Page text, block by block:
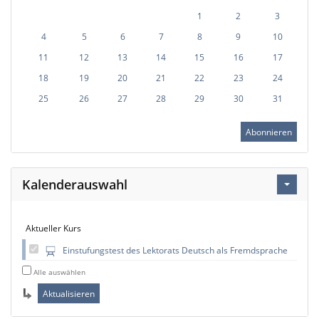
1
2
3
4
5 6 7 8 9
10
11
12 13 14 15 16
17
18
19 20 21 22 23
24
25
26 27 28 29 30 31
Abonnieren
Kalenderauswahl
Aktueller Kurs
Einstufungstest des Lektorats Deutsch als Fremdsprache
Alle auswählen